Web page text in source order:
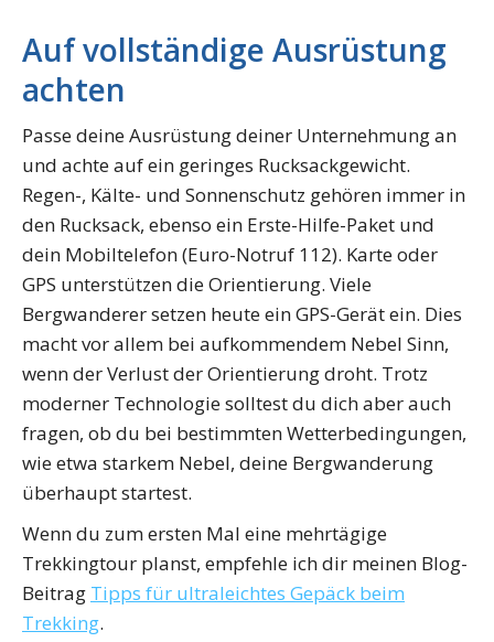
Auf vollständige Ausrüstung
achten
Passe deine Ausrüstung deiner Unternehmung an
und achte auf ein geringes Rucksackgewicht.
Regen-, Kälte- und Sonnenschutz gehören immer in
den Rucksack, ebenso ein Erste-Hilfe-Paket und
dein Mobiltelefon (Euro-Notruf 112). Karte oder
GPS unterstützen die Orientierung. Viele
Bergwanderer setzen heute ein GPS-Gerät ein. Dies
macht vor allem bei aufkommendem Nebel Sinn,
wenn der Verlust der Orientierung droht. Trotz
moderner Technologie solltest du dich aber auch
fragen, ob du bei bestimmten Wetterbedingungen,
wie etwa starkem Nebel, deine Bergwanderung
überhaupt startest.
Wenn du zum ersten Mal eine mehrtägige
Trekkingtour planst, empfehle ich dir meinen Blog-
Beitrag Tipps für ultraleichtes Gepäck beim
Trekking.